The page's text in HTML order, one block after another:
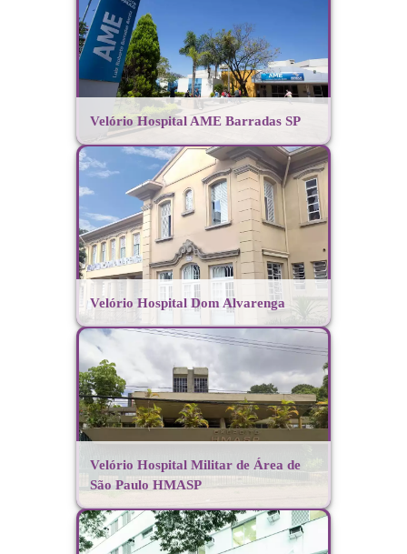
Velório Hospital AME Barradas SP
Velório Hospital Dom Alvarenga
Velório Hospital Militar de Área de
São Paulo HMASP